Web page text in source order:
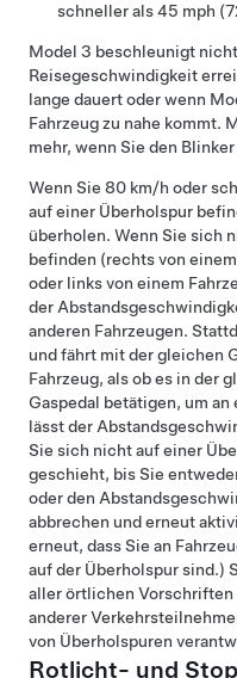
schneller als45 mph
Model 3 beschleunigt
Reisegeschwindigkeit
lange dauert oder wenn
Fahrzeug zu nahe kommt.
mehr, wenn Sie den
Wenn Sie 80 km/h oder
auf einer Überholspur
überholen. Wenn Sie sich
befinden (rechts von
oder links von einem
der
anderen Fahrzeugen.
und fährt mit der gleichen
Fahrzeug, als ob es in der
Gaspedal betätigen, um
lässt der
Sie sich nicht auf einer
geschieht, bis Sie
oder den
abbrechen und erneut
erneut, dass Sie an
auf der Überholspur sind.)
aller örtlichen Vorschriften
anderer
von Überholspuren
Rotlicht- und